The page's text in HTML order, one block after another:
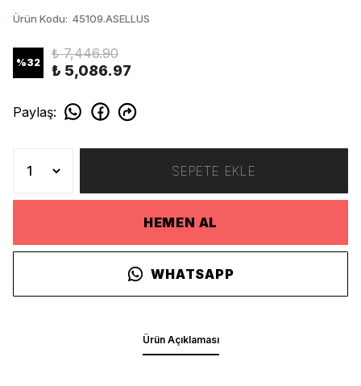
Ürün Kodu: 45109.ASELLUS
%32
₺ 7,446.90
₺ 5,086.97
Paylaş:
SEPETE EKLE
HEMEN AL
WHATSAPP
Ürün Açıklaması